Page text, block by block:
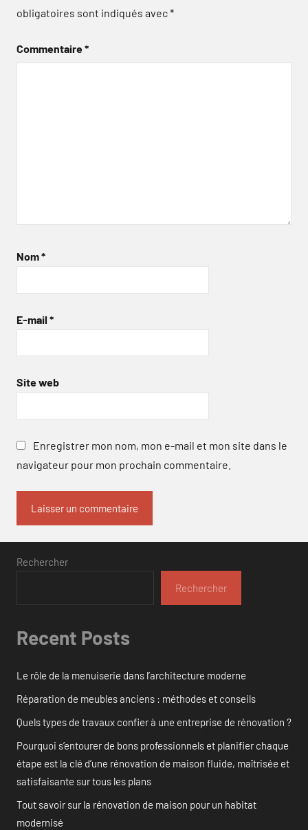
obligatoires sont indiqués avec*
Commentaire*
Nom*
E-mail *
Site web
Enregistrer mon nom, mon e-mail et mon site dans le
navigateur pour mon prochain commentaire.
Rechercher
Rechercher
Recent Posts
Le rôle de la menuiserie dans l’architecture moderne
Réparation de meubles anciens : méthodes et conseils
Quels types de travaux confier à une entreprise de rénovation ?
Pourquoi s’entourer de bons professionnels et planifier chaque
étape est la clé d’une rénovation de maison fluide, maîtrisée et
satisfaisante sur tous les plans
Tout savoir sur la rénovation de maison pour un habitat
modernisé